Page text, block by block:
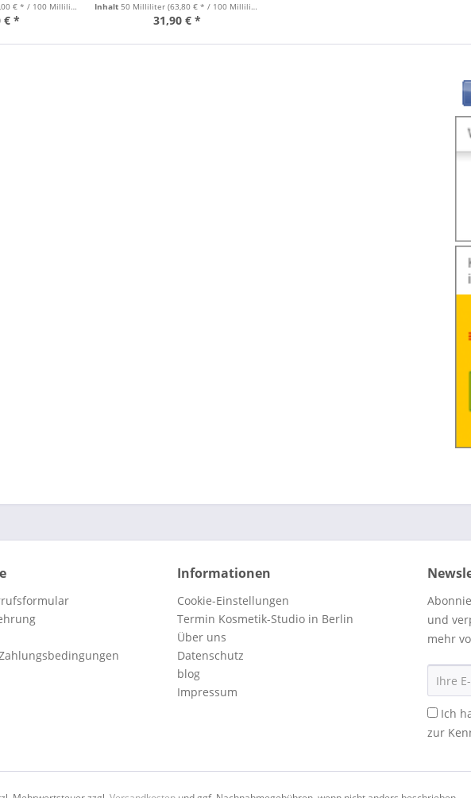
€ * / 100 Milliliter)
€ *
Inhalt50 Milliliter(63,80 € * / 100 Milliliter)
31,90 € *
Informationen
Cookie-Einstellungen
Termin Kosmetik-Studio in Berlin
Über uns
Datenschutz
blog
Impressum
und
mehr
Ich
zur